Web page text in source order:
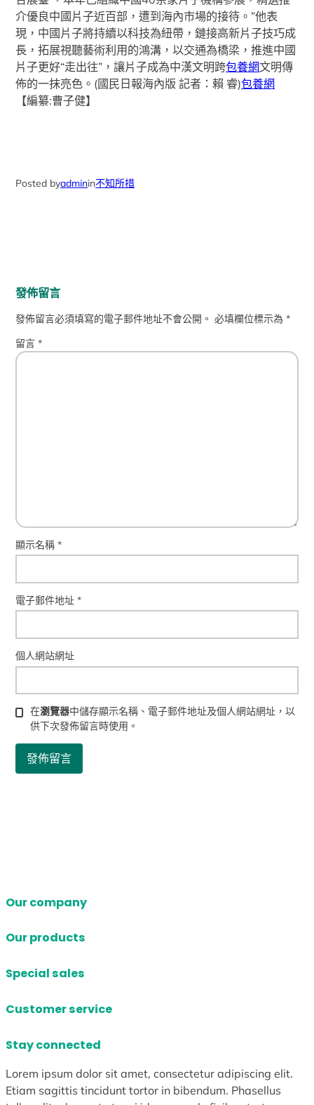
介優良中國片子近百部，遭到海內市場的接待。”他表
現，中國片子將持續以科技為紐帶，鏈接高新片子技巧成
長，拓展視聽藝術利用的鴻溝，以交通為橋梁，推進中國
片子更好“走出往”，讓片子成為中漢文明跨包養網文明傳
佈的一抹亮色。(國民日報海內版 記者：賴 睿)包養網
【編纂:曹子健】
Posted byadminin不知所措
發佈留言
發佈留言必須填寫的電子郵件地址不會公開。 必填欄位標示為*
留言*
顯示名稱*
電子郵件地址*
個人網站網址
在瀏覽器中儲存顯示名稱、電子郵件地址及個人網站網址，以
供下次發佈留言時使用。
Our company
Our products
Special sales
Customer service
Stay connected
Lorem ipsum dolor sit amet, consectetur adipiscing elit.
Etiam sagittis tincidunt tortor in bibendum. Phasellus